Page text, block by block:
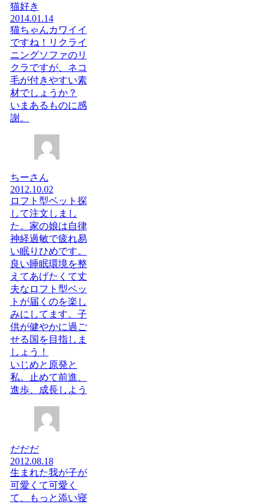
猫好き
2014.01.14
猫ちゃんカワイイ
ですね！リクライ
ニングソファのリ
クラですが、ネコ
毛が付きやすい素
材でしょうか？
いまあるものに感
謝。
ちーさん
2012.10.02
ロフト型ベット探
して注文しまし
た。家の娘は自律
神経過敏で疲れ易
い眠りひめです。
良い睡眠環境を整
えてあげたくて丈
夫なロフト型ベッ
トが届くのを楽し
みにしてます。子
供が健やかに過ご
せる国を目指しま
しょう！
いじめと原発と
私。止めて前進、
進歩、成長しよう
だだだ
2012.08.18
生まれた我が子が
可愛くて可愛く
て、もっと添い寝